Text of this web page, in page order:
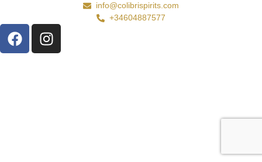
info@colibrispirits.com
+34604887577